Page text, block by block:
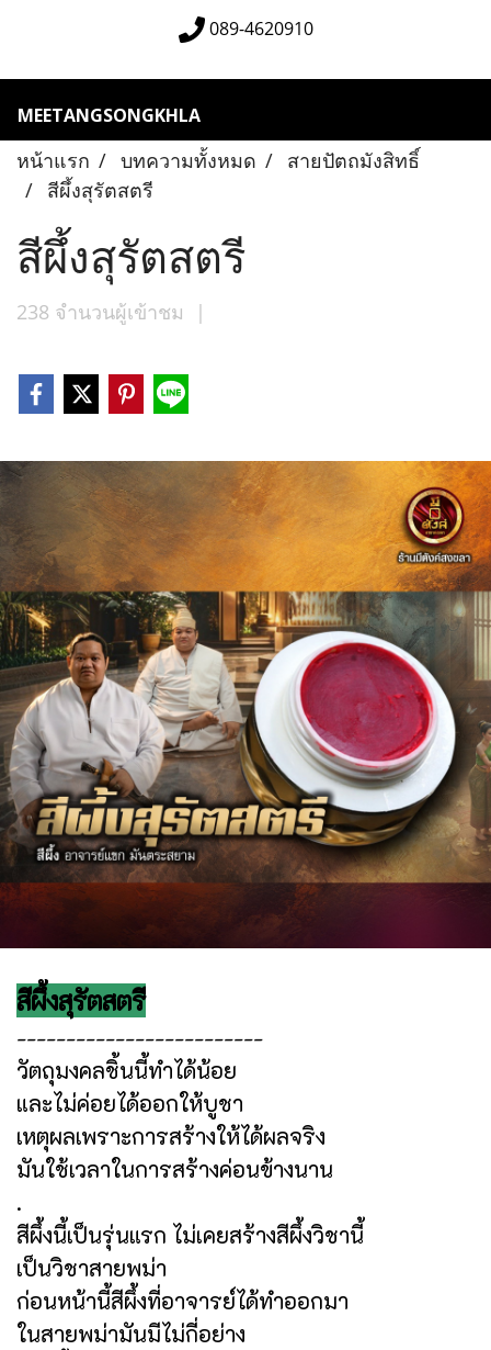
089-4620910
MEETANGSONGKHLA
หน้าแรก บทความทั้งหมด
สายปัตถมังสิทธิ์
สีผึ้งสุรัตสตรี
สีผึ้งสุรัตสตรี
238 จำนวนผู้เข้าชม |
สีผึ้งสุรัตสตรี
-------------------------
วัตถุมงคลชิ้นนี้ทำได้น้อย
และไม่ค่อยได้ออกให้บูชา
เหตุผลเพราะการสร้างให้ได้ผลจริง
มันใช้เวลาในการสร้างค่อนข้างนาน
.
สีผึ้งนี้เป็นรุ่นแรก ไม่เคยสร้างสีผึ้งวิชานี้
เป็นวิชาสายพม่า
ก่อนหน้านี้สีผึ้งที่อาจารย์ได้ทำออกมา
ในสายพม่ามันมีไม่กี่อย่าง